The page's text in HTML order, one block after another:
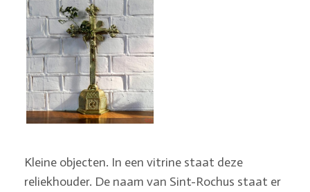
Kleine objecten. In een vitrine staat deze
reliekhouder. De naam van Sint-Rochus staat er